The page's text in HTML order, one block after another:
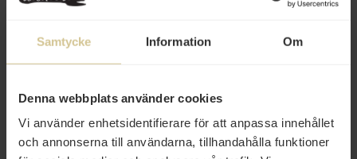
Samtycke Information Om
Denna webbplats använder cookies
Vi använder enhetsidentifierare för att anpassa innehållet
och annonserna till användarna, tillhandahålla funktioner
Relaterade varor